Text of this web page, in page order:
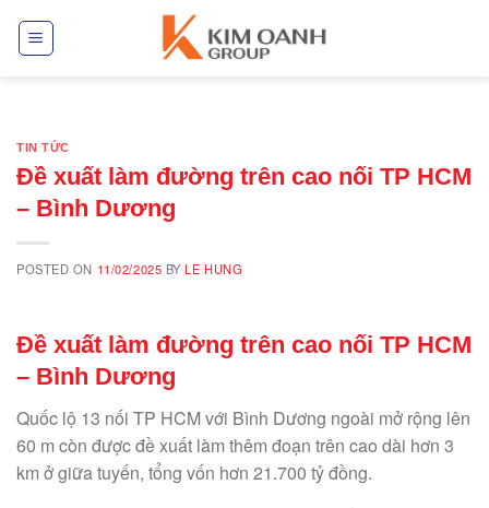
TIN TỨC
Đề xuất làm đường trên cao nối TP HCM
– Bình Dương
POSTED ON 11/02/2025 BYLE HUNG
Đề xuất làm đường trên cao nối TP HCM
– Bình Dương
Quốc lộ 13 nối TP HCM với Bình Dương ngoài mở rộng lên
60 m còn được đề xuất làm thêm đoạn trên cao dài hơn 3
km ở giữa tuyến, tổng vốn hơn 21.700 tỷ đồng.